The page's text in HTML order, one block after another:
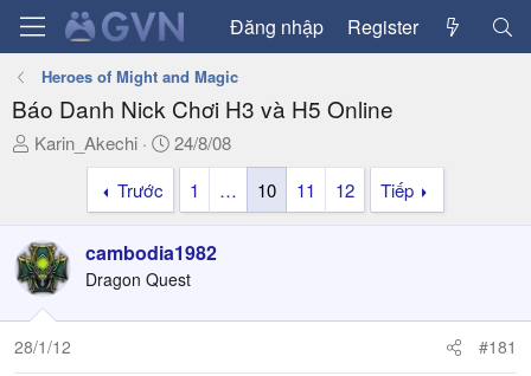
Đăng nhập Register
Heroes of Might and Magic
Báo Danh Nick Chơi H3 và H5 Online
T
a
d
s
t
a
Karin_Akechi
N
g
y
g
ử
i
24/8/08
Trước
1 … 10 11 12 Tiếp
cambodia1982
Dragon Quest
28/1/12 #181